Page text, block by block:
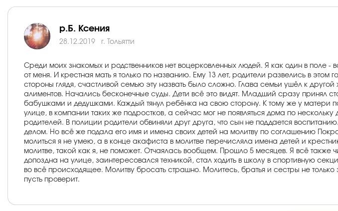
р.Б. Ксения
28.12.2019 г. Тольятти
Среди моих знакомых и родственников нет воцерковленных людей. Я как один в поле
от меня. И крестная мать я только по названию. Ему 13 лет, родители развелись в
стороны глядя, счастливой семью эту назвать было сложно. Глава семьи ушёл к
алиментов. Начались бесконечные суды. Дети всё это видят. Младший сразу принял
бабушками и дедушками. Каждый тянул ребёнка на свою сторону. К тому же у
улице, в компании таких же подростков, а сейчас мог не появляться дома по
родителей. В полиции родители обвиняли друг друга, что сын не поддается
делом. Но всё же подала его имя и имена своих детей на молитву по соглашению
молиться я не умею, а в конце акафиста в молитве перечисляла имена детей и
молитве, такой как я, не поможет. Отчаялась вообщем. Прошло 5 месяцев. Я всё также
допоздна на улице, заинтересовался техникой, стал ходить в школу в спортивную
во всё происходящее. Молитву бросать страшно. Молитесь, братья и сестры не
пусть проверит.